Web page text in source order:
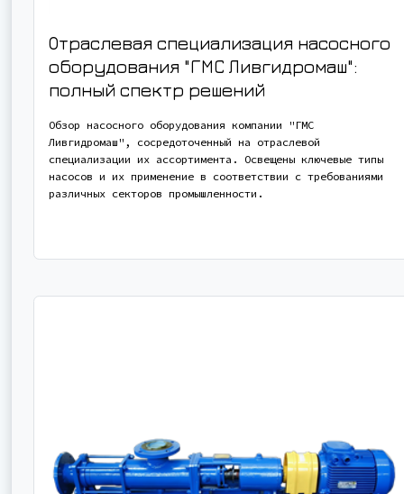
Отраслевая специализация насосного
оборудования "ГМС Ливгидромаш":
полный спектр решений
Обзор насосного оборудования компании "ГМС
Ливгидромаш", сосредоточенный на отраслевой
специализации их ассортимента. Освещены ключевые типы
насосов и их применение в соответствии с требованиями
различных секторов промышленности.